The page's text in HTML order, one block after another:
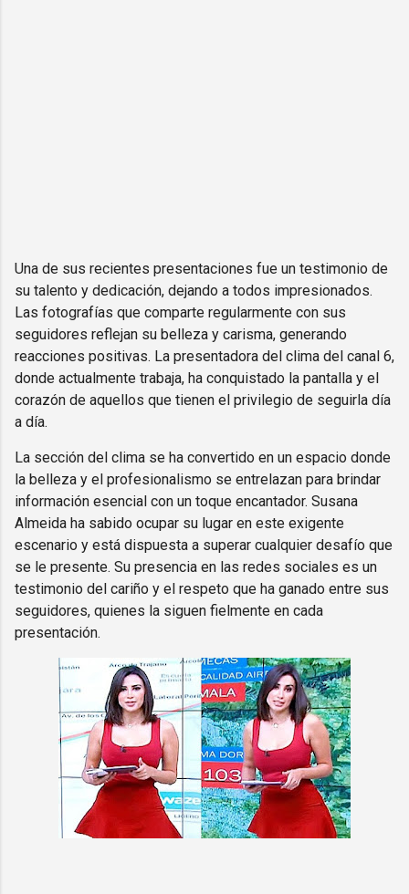
Una de sus recientes presentaciones fue un testimonio de
su talento y dedicación, dejando a todos impresionados.
Las fotografías que comparte regularmente con sus
seguidores reflejan su belleza y carisma, generando
reacciones positivas. La presentadora del clima del canal 6,
donde actualmente trabaja, ha conquistado la pantalla y el
corazón de aquellos que tienen el privilegio de seguirla día
a día.
La sección del clima se ha convertido en un espacio donde
la belleza y el profesionalismo se entrelazan para brindar
información esencial con un toque encantador. Susana
Almeida ha sabido ocupar su lugar en este exigente
escenario y está dispuesta a superar cualquier desafío que
se le presente. Su presencia en las redes sociales es un
testimonio del cariño y el respeto que ha ganado entre sus
seguidores, quienes la siguen fielmente en cada
presentación.